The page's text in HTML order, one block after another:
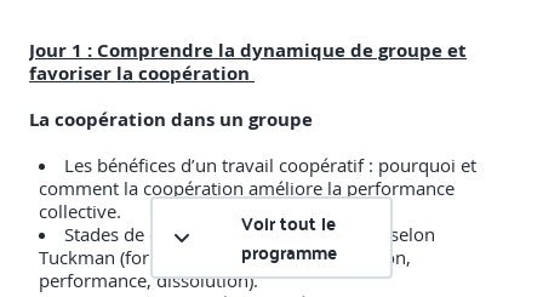
Jour 1 : Comprendre la dynamique de groupe et
favoriser la coopération
La coopération dans un groupe
Les bénéfices d’un travail coopératif : pourquoi et
comment la coopération améliore la performance
collective.
Stades de développement d’un groupe selon
Tuckman (formation, tension, normalisation,
performance, dissolution).
Voir tout le
programme